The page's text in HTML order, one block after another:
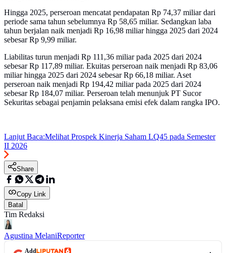
Hingga 2025, perseroan mencatat pendapatan Rp 74,37 miliar dari
periode sama tahun sebelumnya Rp 58,65 miliar. Sedangkan laba
tahun berjalan naik menjadi Rp 16,98 miliar hingga 2025 dari 2024
sebesar Rp 9,99 miliar.
Liabilitas turun menjadi Rp 111,36 miliar pada 2025 dari 2024
sebesar Rp 117,89 miliar. Ekuitas perseroan naik menjadi Rp 83,06
miliar hingga 2025 dari 2024 sebesar Rp 66,18 miliar. Aset
perseroan naik menjadi Rp 194,42 miliar pada 2025 dari 2024
sebesar Rp 184,07 miliar. Perseroan telah menunjuk PT Sucor
Sekuritas sebagai penjamin pelaksana emisi efek dalam rangka IPO.
Lanjut Baca:Melihat Prospek Kinerja Saham LQ45 pada Semester
II 2026
Share
Copy Link
Batal
Tim Redaksi
Agustina MelaniReporter
Add